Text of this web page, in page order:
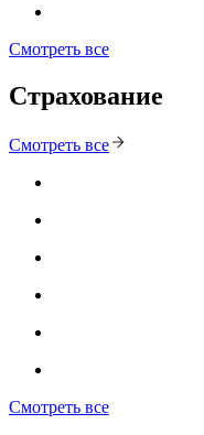
Смотреть все
Страхование
Смотреть все
Смотреть все